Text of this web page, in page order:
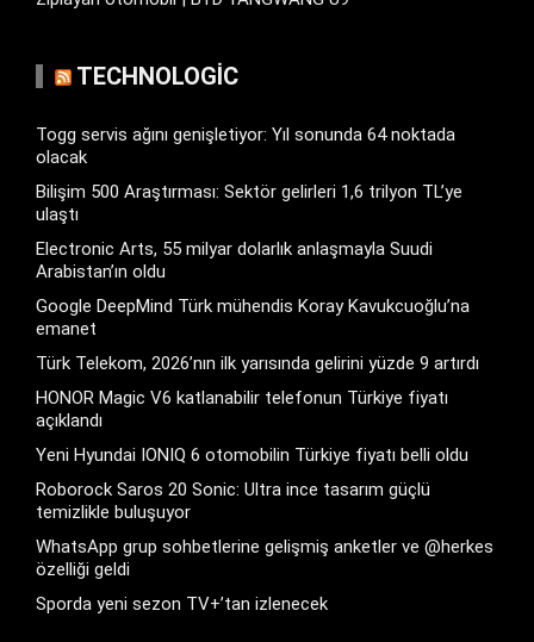
TECHNOLOGIC
Togg servis ağını genişletiyor: Yıl sonunda 64 noktada
olacak
Bilişim 500 Araştırması: Sektör gelirleri 1,6 trilyon TL’ye
ulaştı
Electronic Arts, 55 milyar dolarlık anlaşmayla Suudi
Arabistan’ın oldu
Google DeepMind Türk mühendis Koray Kavukcuoğlu’na
emanet
Türk Telekom, 2026’nın ilk yarısında gelirini yüzde 9 artırdı
HONOR Magic V6 katlanabilir telefonun Türkiye fiyatı
açıklandı
Yeni Hyundai IONIQ 6 otomobilin Türkiye fiyatı belli oldu
Roborock Saros 20 Sonic: Ultra ince tasarım güçlü
temizlikle buluşuyor
WhatsApp grup sohbetlerine gelişmiş anketler ve @herkes
özelliği geldi
Sporda yeni sezon TV+’tan izlenecek